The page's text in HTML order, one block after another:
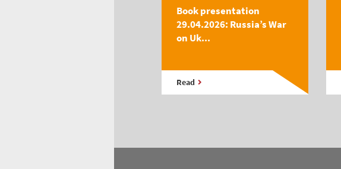
Book presentation
29.04.2026: Russia’s War
on Uk...
Read